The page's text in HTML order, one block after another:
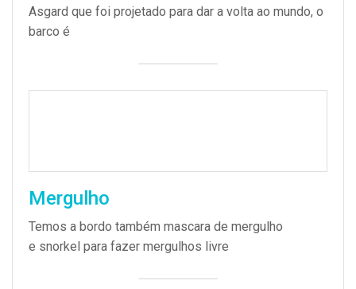
Asgard que foi projetado para dar a volta ao mundo, o
barco é
Mergulho
Temos a bordo também mascara de mergulho
e snorkel para fazer mergulhos livre